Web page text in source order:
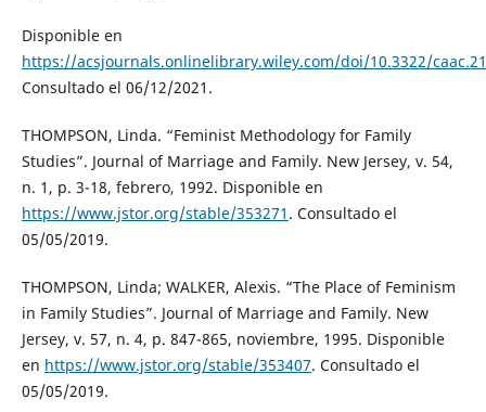
Disponible en
https://acsjournals.onlinelibrary.wiley.com/doi/10.3322/
Consultado el 06/12/2021.
THOMPSON, Linda. “Feminist Methodology for Family
Studies”. Journal of Marriage and Family. New Jersey, v. 54,
n. 1, p. 3-18, febrero, 1992. Disponible en
https://www.jstor.org/stable/353271 . Consultado el
05/05/2019.
THOMPSON, Linda; WALKER, Alexis. “The Place of Feminism
in Family Studies”. Journal of Marriage and Family. New
Jersey, v. 57, n. 4, p. 847-865, noviembre, 1995. Disponible
en https://www.jstor.org/stable/353407. Consultado el
05/05/2019.